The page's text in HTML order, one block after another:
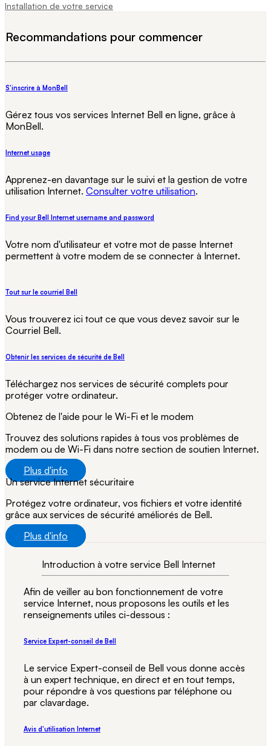
Installation de votre service
Recommandations pour commencer
S'inscrire à MonBell
Gérez tous vos services Internet Bell en ligne, grâce à
MonBell.
Internet usage
Apprenez-en davantage sur le suivi et la gestion de votre
utilisation Internet. Consulter votre utilisation.
Find your Bell Internet username and password
Votre nom d'utilisateur et votre mot de passe Internet
permettent à votre modem de se connecter à Internet.
Tout sur le courriel Bell
Vous trouverez ici tout ce que vous devez savoir sur le
Courriel Bell.
Obtenir les services de sécurité de Bell
Téléchargez nos services de sécurité complets pour
protéger votre ordinateur.
Obtenez de l'aide pour le Wi-Fi et le modem
Trouvez des solutions rapides à tous vos problèmes de
modem ou de Wi-Fi dans notre section de soutien Internet.
Plus d'info
Un service Internet sécuritaire
Protégez votre ordinateur, vos fichiers et votre identité
grâce aux services de sécurité améliorés de Bell.
Plus d'info
Introduction à votre service Bell Internet
Afin de veiller au bon fonctionnement de votre
service Internet, nous proposons les outils et les
renseignements utiles ci-dessous :
Service Expert-conseil de Bell
Le service Expert-conseil de Bell vous donne accès
à un expert technique, en direct et en tout temps,
pour répondre à vos questions par téléphone ou
par clavardage.
Avis d'utilisation Internet